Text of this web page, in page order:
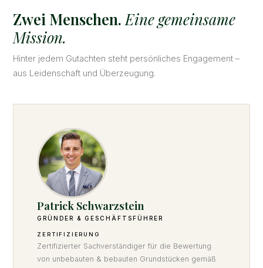
Zwei Menschen. Eine gemeinsame
Mission.
Hinter jedem Gutachten steht persönliches Engagement –
aus Leidenschaft und Überzeugung.
Patrick Schwarzstein
GRÜNDER & GESCHÄFTSFÜHRER
ZERTIFIZIERUNG
Zertifizierter Sachverständiger für die Bewertung
von unbebauten & bebauten Grundstücken gemäß